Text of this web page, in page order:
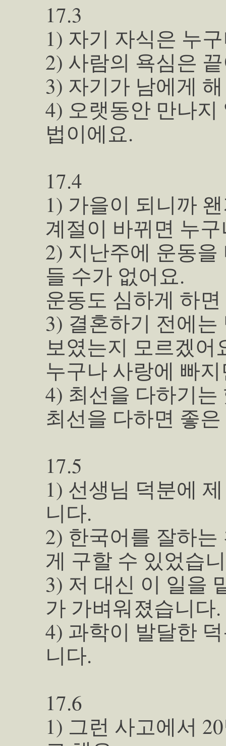
17.3
1) 자기 자식은 누
2) 사람의 욕심은
3) 자기가 남에게
4) 오랫동안 만나
법이에요.
17.4
1) 가을이 되니까
계절이 바뀌면 누
2) 지난주에 운동
들 수가 없어요.
운동도 심하게 하
3) 결혼하기 전에
보였는지 모르겠어
누구나 사랑에 빠
4) 최선을 다하기
최선을 다하면 좋
17.5
1) 선생님 덕분에
니다.
2) 한국어를 잘하
게 구할 수 있었습
3) 저 대신 이 일을
가 가벼워졌습니다.
4) 과학이 발달한
니다.
17.6
1) 그런 사고에서